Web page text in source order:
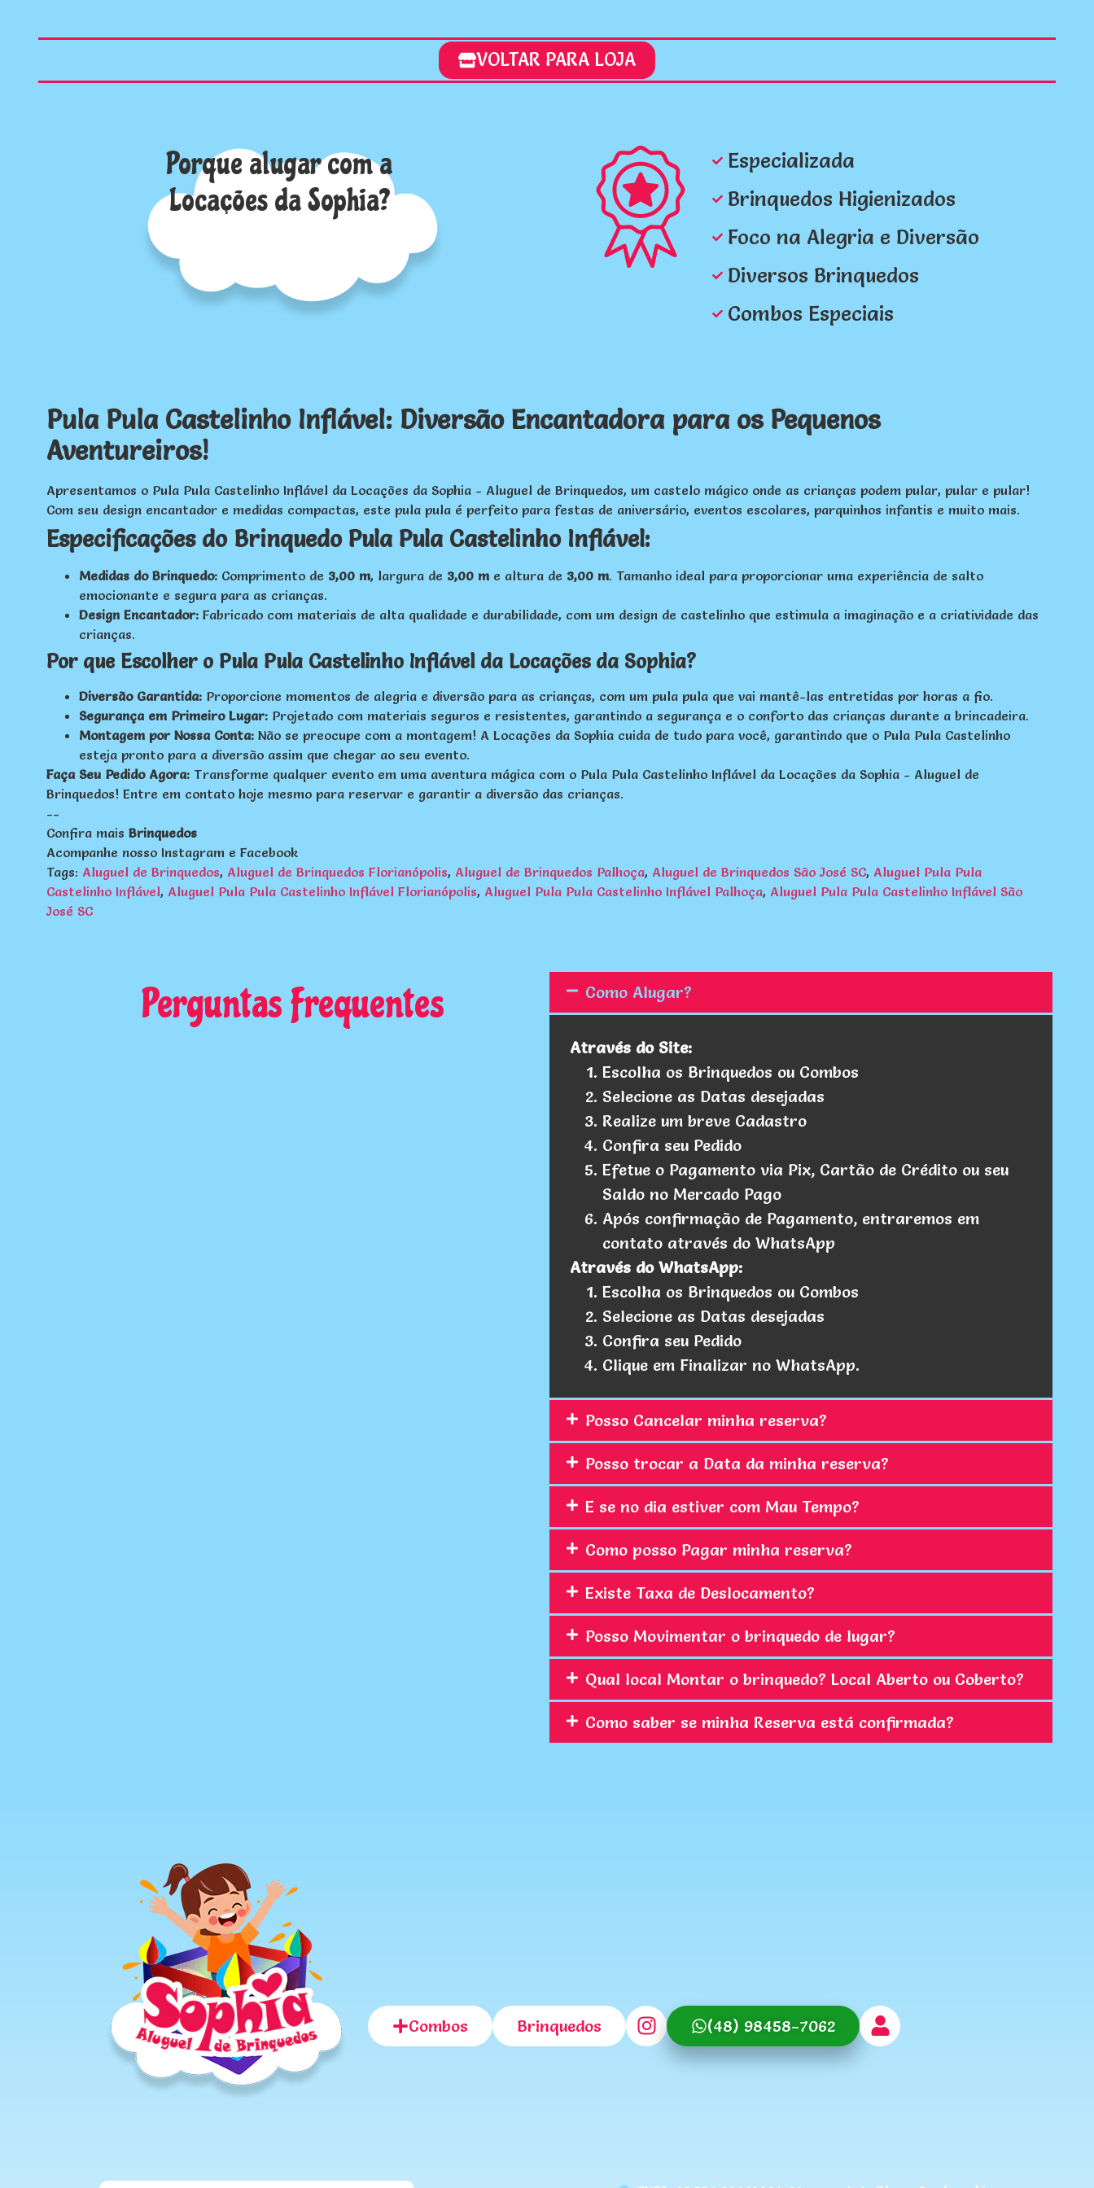
VOLTAR PARA LOJA
Porque alugar com a
Locações da Sophia?
Especializada
Brinquedos Higienizados
Foco na Alegria e Diversão
Diversos Brinquedos
Combos Especiais
Pula Pula Castelinho Inflável: Diversão Encantadora para os Pequenos
Aventureiros!
Apresentamos o Pula Pula Castelinho Inflável da Locações da Sophia - Aluguel de Brinquedos, um castelo mágico onde as crianças podem pular, pular e pular!
Com seu design encantador e medidas compactas, este pula pula é perfeito para festas de aniversário, eventos escolares, parquinhos infantis e muito mais.
Especificações do Brinquedo Pula Pula Castelinho Inflável:
Medidas do Brinquedo: Comprimento de 3,00 m, largura de 3,00 m e altura de 3,00 m. Tamanho ideal para proporcionar uma experiência de salto
emocionante e segura para as crianças.
Design Encantador: Fabricado com materiais de alta qualidade e durabilidade, com um design de castelinho que estimula a imaginação e a criatividade das
crianças.
Por que Escolher o Pula Pula Castelinho Inflável da Locações da Sophia?
Diversão Garantida: Proporcione momentos de alegria e diversão para as crianças, com um pula pula que vai mantê-las entretidas por horas a fio.
Segurança em Primeiro Lugar: Projetado com materiais seguros e resistentes, garantindo a segurança e o conforto das crianças durante a brincadeira.
Montagem por Nossa Conta: Não se preocupe com a montagem! A Locações da Sophia cuida de tudo para você, garantindo que o Pula Pula Castelinho
esteja pronto para a diversão assim que chegar ao seu evento.
Faça Seu Pedido Agora: Transforme qualquer evento em uma aventura mágica com o Pula Pula Castelinho Inflável da Locações da Sophia - Aluguel de
Brinquedos! Entre em contato hoje mesmo para reservar e garantir a diversão das crianças.
--
Confira mais Brinquedos
Acompanhe nosso Instagram e Facebook
Tags: Aluguel de Brinquedos, Aluguel de Brinquedos Florianópolis, Aluguel de Brinquedos Palhoça, Aluguel de Brinquedos São José SC, Aluguel Pula Pula
Castelinho Inflável, Aluguel Pula Pula Castelinho Inflável Florianópolis, Aluguel Pula Pula Castelinho Inflável Palhoça, Aluguel Pula Pula Castelinho Inflável São
José SC
Perguntas Frequentes Como Alugar?
Através do Site:
Escolha os Brinquedos ou Combos
Selecione as Datas desejadas
Realize um breve Cadastro
Confira seu Pedido
Efetue o Pagamento via Pix, Cartão de Crédito ou seu
Saldo no Mercado Pago
Após confirmação de Pagamento, entraremos em
contato através do WhatsApp
Através do WhatsApp:
Escolha os Brinquedos ou Combos
Selecione as Datas desejadas
Confira seu Pedido
Clique em Finalizar no WhatsApp.
Posso Cancelar minha reserva?
Posso trocar a Data da minha reserva?
E se no dia estiver com Mau Tempo?
Como posso Pagar minha reserva?
Existe Taxa de Deslocamento?
Posso Movimentar o brinquedo de lugar?
Qual local Montar o brinquedo? Local Aberto ou Coberto?
Como saber se minha Reserva está confirmada?
Combos Brinquedos (48) 98458-7062